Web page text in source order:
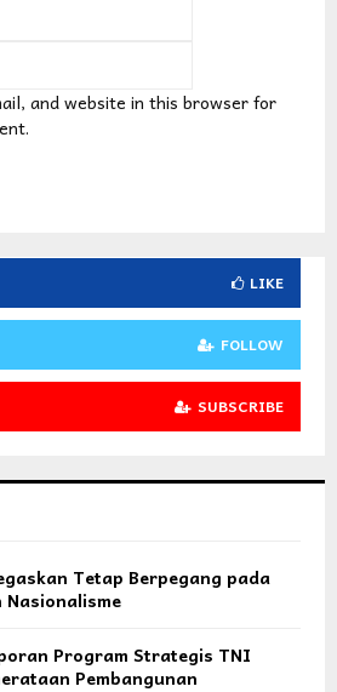
and website in this browser for
LIKE
FOLLOW
SUBSCRIBE
Tetap Berpegang pada
Nasionalisme
Program Strategis TNI
Pembangunan